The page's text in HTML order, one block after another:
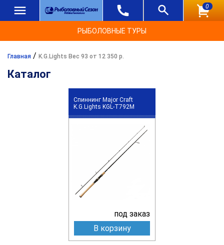
0
РЫБОЛОВНЫЕ ТУРЫ
Главная / K.G.Lights Вес 93 от 12 350 р.
Каталог
Спиннинг Major Craft
K.G.Lights KGL-T792M
под заказ
В корзину